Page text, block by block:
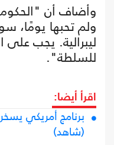
وأضاف أن
ولم تحبها يومًا،
ليبرالية. يجب
للسلطة".
اقرأ أيضا:
برنامج أمريكي
(شاهد)